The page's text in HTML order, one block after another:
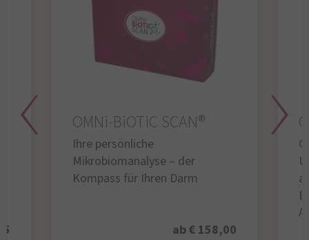
OMNi-BiOTiC SCAN®
Ihre persönliche
Mikrobiomanalyse – der
Kompass für Ihren Darm
ab € 158,00